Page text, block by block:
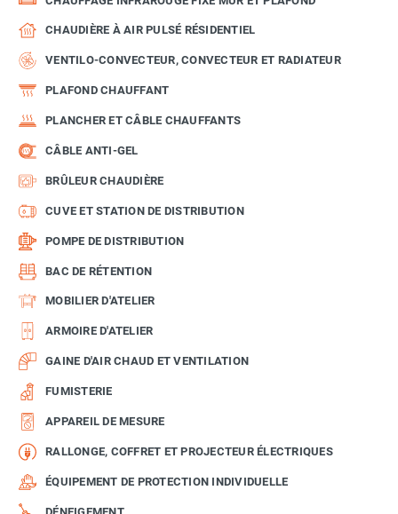
CHAUDIÈRE À AIR PULSÉ RÉSIDENTIEL
VENTILO-CONVECTEUR, CONVECTEUR ET RADIATEUR
PLAFOND CHAUFFANT
PLANCHER ET CÂBLE CHAUFFANTS
CÂBLE ANTI-GEL
BRÛLEUR CHAUDIÈRE
CUVE ET STATION DE DISTRIBUTION
POMPE DE DISTRIBUTION
BAC DE RÉTENTION
MOBILIER D'ATELIER
ARMOIRE D'ATELIER
GAINE D'AIR CHAUD ET VENTILATION
FUMISTERIE
APPAREIL DE MESURE
RALLONGE, COFFRET ET PROJECTEUR ÉLECTRIQUES
ÉQUIPEMENT DE PROTECTION INDIVIDUELLE